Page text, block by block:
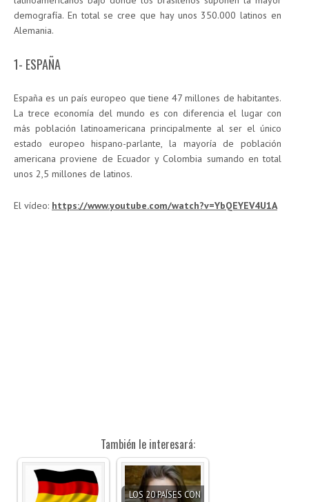
demografía. En total se cree que hay unos 350.000 latinos en
Alemania.
1- ESPAÑA
España es un país europeo que tiene 47 millones de habitantes.
La trece economía del mundo es con diferencia el lugar con
más población latinoamericana principalmente al ser el único
estado europeo hispano-parlante, la mayoría de población
americana proviene de Ecuador y Colombia sumando en total
unos 2,5 millones de latinos.
El vídeo: https://www.youtube.com/watch?v=YbQEYEV4U1A
También le interesará:
LOS 20 PAÍSES CON